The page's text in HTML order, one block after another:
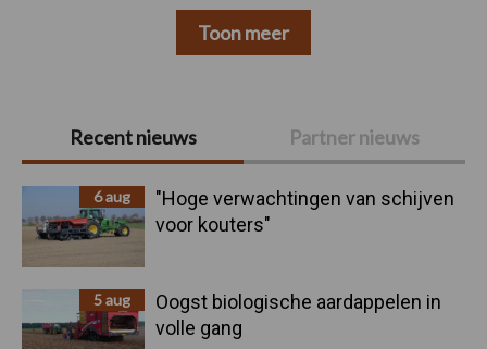
Primaire
Sidebar
Recent nieuws Partner nieuws
6 aug
"Hoge verwachtingen van schijven
voor kouters"
5 aug
Oogst biologische aardappelen in
volle gang
Toon meer